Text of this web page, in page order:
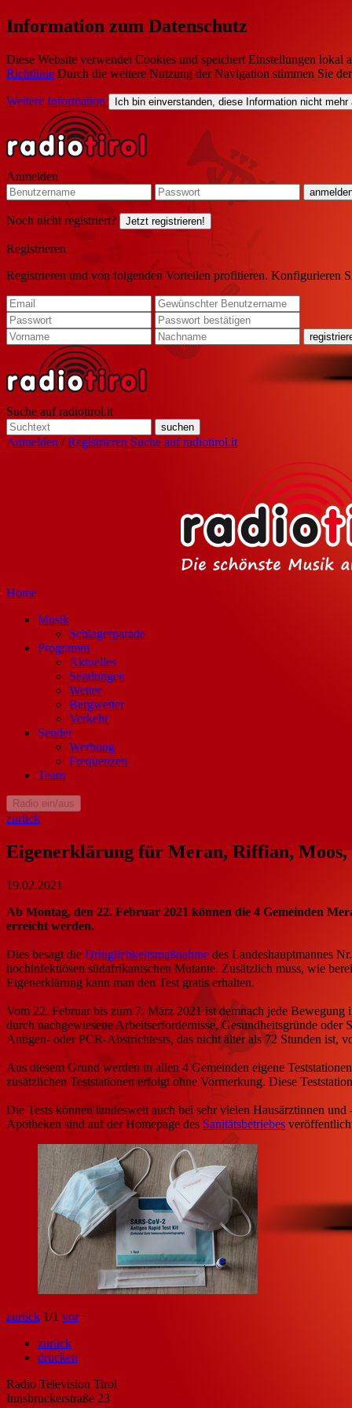
Information zum Datenschutz
Diese Website verwendet Cookies und speichert Einstellungen
Richtlinie Durch die weitere Nutzung der Navigation stimmen Sie
Weitere Information Ich bin einverstanden, diese Information nicht mehr
Anmelden
Noch nicht registriert? Jetzt registrieren!
Registrieren
Registrieren und von folgenden Vorteilen profitieren. Konfigurieren
Suche auf radiotirol.it
Anmelden /Registrieren Suche auf radiotirol.it
Home
Musik
Schlagerparade
Programm
Aktuelles
Sendungen
Wetter
Bergwetter
Verkehr
Sender
Werbung
Frequenzen
Team
Radio ein/aus
zurück
Eigenerklärung für Meran, Riffian, Moos,
19.02.2021
Ab Montag, den 22. Februar 2021 können die 4 Gemeinden
erreicht werden.
Dies besagt die Dringlichkeitsmaßnahme des Landeshauptmannes
hochinfektiösen südafrikanischen Mutante. Zusätzlich muss, wie
Eigenerklärung kann man den Test gratis erhalten.
Vom 22. Februar bis zum 7. März 2021 ist demnach jede
durch nachgewiesene Arbeitserfordernisse, Gesundheitsgründe
Antigen- oder PCR-Abstrichtests, das nicht älter als 72 Stunden ist,
Aus diesem Grund werden in allen 4 Gemeinden eigene
zusätzlichen Teststationen erfolgt ohne Vormerkung. Diese
Die Tests können landesweit auch bei sehr vielen Hausärztinnen
Apotheken sind auf der Homepage des Sanitätsbetriebes
zurück 1/1 vor
zurück
drucken
Radio Television Tirol
Innsbruckerstraße 23